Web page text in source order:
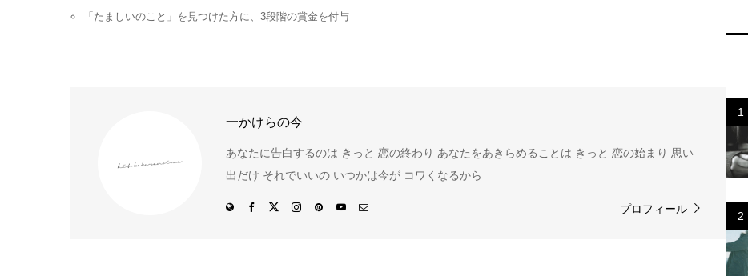
「たましいのこと」を見つけた方に、3段階の賞金を付与
一かけらの今
あなたに告白するのは きっと 恋の終わり あなたをあきらめることは きっと 恋の始まり 思い
出だけ それでいいの いつかは今が コワくなるから
プロフィール
1
2